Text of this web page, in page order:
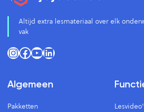
Altijd extra lesmateriaal over elk
vak
Instagram
Facebook
YouTube
LinkedIn
Algemeen
Pakketten